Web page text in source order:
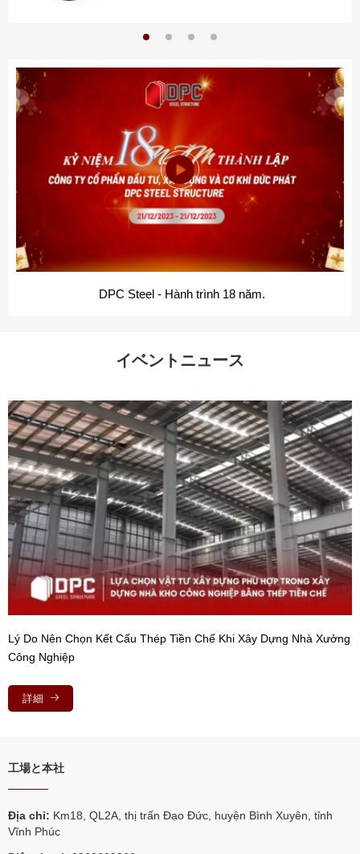
DPC Steel - Hành trình 18 năm.
イベントニュース
Lý Do Nên Chọn Kết Cấu Thép Tiền Chế Khi Xây Dựng Nhà Xưởng
Công Nghiệp
詳細
工場と本社
Địa chỉ: Km18, QL2A, thị trấn Đạo Đức, huyện Bình Xuyên, tỉnh
Vĩnh Phúc